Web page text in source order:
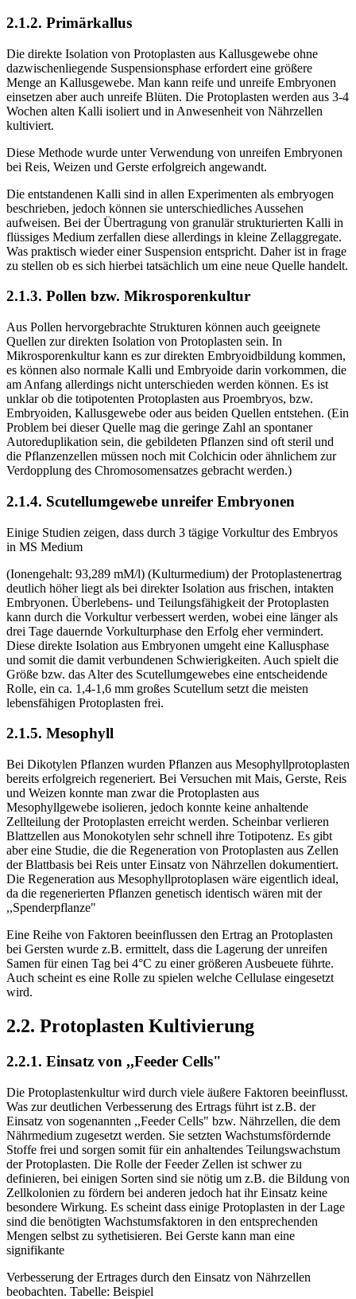
2.1.2. Primärkallus
Die direkte Isolation von Protoplasten aus Kallusgewebe ohne
dazwischenliegende Suspensionsphase erfordert eine größere
Menge an Kallusgewebe. Man kann reife und unreife Embryonen
einsetzen aber auch unreife Blüten. Die Protoplasten werden aus 3-4
Wochen alten Kalli isoliert und in Anwesenheit von Nährzellen
kultiviert.
Diese Methode wurde unter Verwendung von unreifen Embryonen
bei Reis, Weizen und Gerste erfolgreich angewandt.
Die entstandenen Kalli sind in allen Experimenten als embryogen
beschrieben, jedoch können sie unterschiedliches Aussehen
aufweisen. Bei der Übertragung von granulär strukturierten Kalli in
flüssiges Medium zerfallen diese allerdings in kleine Zellaggregate.
Was praktisch wieder einer Suspension entspricht. Daher ist in frage
zu stellen ob es sich hierbei tatsächlich um eine neue Quelle handelt.
2.1.3. Pollen bzw. Mikrosporenkultur
Aus Pollen hervorgebrachte Strukturen können auch geeignete
Quellen zur direkten Isolation von Protoplasten sein. In
Mikrosporenkultur kann es zur direkten Embryoidbildung kommen,
es können also normale Kalli und Embryoide darin vorkommen, die
am Anfang allerdings nicht unterschieden werden können. Es ist
unklar ob die totipotenten Protoplasten aus Proembryos, bzw.
Embryoiden, Kallusgewebe oder aus beiden Quellen entstehen. (Ein
Problem bei dieser Quelle mag die geringe Zahl an spontaner
Autoreduplikation sein, die gebildeten Pflanzen sind oft steril und
die Pflanzenzellen müssen noch mit Colchicin oder ähnlichem zur
Verdopplung des Chromosomensatzes gebracht werden.)
2.1.4. Scutellumgewebe unreifer Embryonen
Einige Studien zeigen, dass durch 3 tägige Vorkultur des Embryos
in MS Medium
(Ionengehalt: 93,289 mM/l) (Kulturmedium) der Protoplastenertrag
deutlich höher liegt als bei direkter Isolation aus frischen, intakten
Embryonen. Überlebens- und Teilungsfähigkeit der Protoplasten
kann durch die Vorkultur verbessert werden, wobei eine länger als
drei Tage dauernde Vorkulturphase den Erfolg eher vermindert.
Diese direkte Isolation aus Embryonen umgeht eine Kallusphase
und somit die damit verbundenen Schwierigkeiten. Auch spielt die
Größe bzw. das Alter des Scutellumgewebes eine entscheidende
Rolle, ein ca. 1,4-1,6 mm großes Scutellum setzt die meisten
lebensfähigen Protoplasten frei.
2.1.5. Mesophyll
Bei Dikotylen Pflanzen wurden Pflanzen aus Mesophyllprotoplasten
bereits erfolgreich regeneriert. Bei Versuchen mit Mais, Gerste, Reis
und Weizen konnte man zwar die Protoplasten aus
Mesophyllgewebe isolieren, jedoch konnte keine anhaltende
Zellteilung der Protoplasten erreicht werden. Scheinbar verlieren
Blattzellen aus Monokotylen sehr schnell ihre Totipotenz. Es gibt
aber eine Studie, die die Regeneration von Protoplasten aus Zellen
der Blattbasis bei Reis unter Einsatz von Nährzellen dokumentiert.
Die Regeneration aus Mesophyllprotoplasen wäre eigentlich ideal,
da die regenerierten Pflanzen genetisch identisch wären mit der
,,Spenderpflanze"
Eine Reihe von Faktoren beeinflussen den Ertrag an Protoplasten
bei Gersten wurde z.B. ermittelt, dass die Lagerung der unreifen
Samen für einen Tag bei 4°C zu einer größeren Ausbeuete führte.
Auch scheint es eine Rolle zu spielen welche Cellulase eingesetzt
wird.
2.2. Protoplasten Kultivierung
2.2.1. Einsatz von ,,Feeder Cells"
Die Protoplastenkultur wird durch viele äußere Faktoren beeinflusst.
Was zur deutlichen Verbesserung des Ertrags führt ist z.B. der
Einsatz von sogenannten ,,Feeder Cells" bzw. Nährzellen, die dem
Nährmedium zugesetzt werden. Sie setzten Wachstumsfördernde
Stoffe frei und sorgen somit für ein anhaltendes Teilungswachstum
der Protoplasten. Die Rolle der Feeder Zellen ist schwer zu
definieren, bei einigen Sorten sind sie nötig um z.B. die Bildung von
Zellkolonien zu fördern bei anderen jedoch hat ihr Einsatz keine
besondere Wirkung. Es scheint dass einige Protoplasten in der Lage
sind die benötigten Wachstumsfaktoren in den entsprechenden
Mengen selbst zu sythetisieren. Bei Gerste kann man eine
signifikante
Verbesserung der Ertrages durch den Einsatz von Nährzellen
beobachten. Tabelle: Beispiel